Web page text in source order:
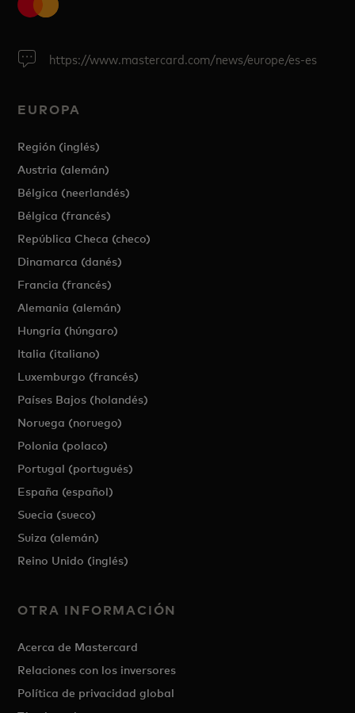
https://www.mastercard.com/news/europe/es-es
EUROPA
Región (inglés)
Austria (alemán)
Bélgica (neerlandés)
Bélgica (francés)
República Checa (checo)
Dinamarca (danés)
Francia (francés)
Alemania (alemán)
Hungría (húngaro)
Italia (italiano)
Luxemburgo (francés)
Países Bajos (holandés)
Noruega (noruego)
Polonia (polaco)
Portugal (portugués)
España (español)
Suecia (sueco)
Suiza (alemán)
Reino Unido (inglés)
OTRA INFORMACIÓN
Acerca de Mastercard
Relaciones con los inversores
Política de privacidad global